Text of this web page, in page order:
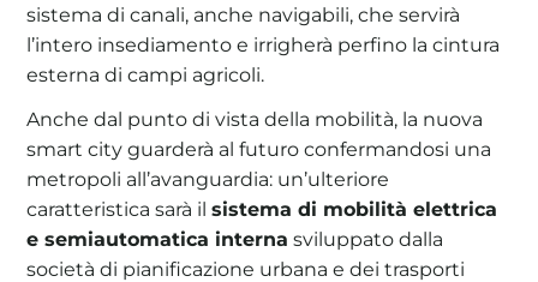
sistema di canali, anche navigabili, che servirà
l’intero insediamento e irrigherà perfino la cintura
esterna di campi agricoli.
Anche dal punto di vista della mobilità, la nuova
smart city guarderà al futuro confermandosi una
metropoli all’avanguardia: un’ulteriore
caratteristica sarà ilsistema di mobilità elettrica
e semiautomatica interna sviluppato dalla
società di pianificazione urbana e dei trasporti